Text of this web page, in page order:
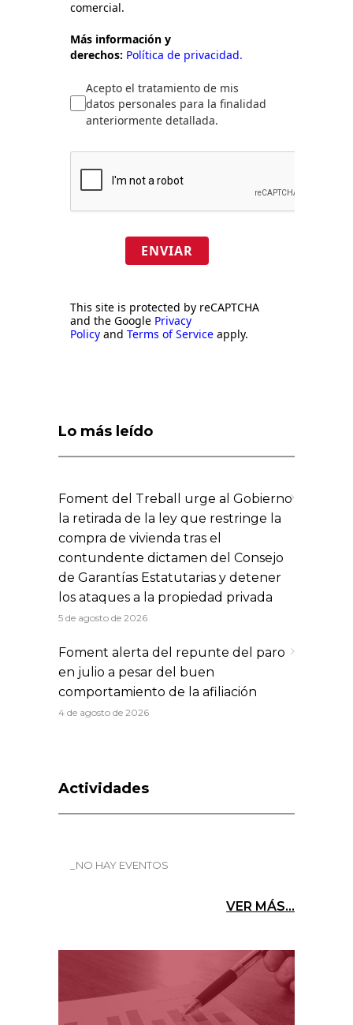
comercial.
Más información y
derechos: Política de privacidad.
Acepto el tratamiento de mis
datos personales para la finalidad
anteriormente detallada.
ENVIAR
This site is protected by reCAPTCHA
and the Google Privacy
Policy and Terms of Service apply.
Lo más leído
Foment del Treball urge al Gobierno
la retirada de la ley que restringe la
compra de vivienda tras el
contundente dictamen del Consejo
de Garantías Estatutarias y detener
los ataques a la propiedad privada
5 de agosto de 2026
Foment alerta del repunte del paro
en julio a pesar del buen
comportamiento de la afiliación
4 de agosto de 2026
Actividades
_NO HAY EVENTOS
VER MÁS...